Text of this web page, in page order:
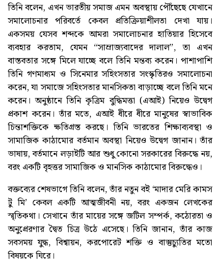
তিনি বলেন, এখন ভারতীয় সমাজ এমন অবস্থায় পৌঁছেছে যেখানে
সমালোচনার পরিবর্তে কেবল প্রতিক্রিয়াশীলতা দেখা যায়।
একসময় যেসব শব্দকে আমরা সমালোচনার হাতিয়ার হিসেবে
ব্যবহার করতাম, যেমন “সাম্রাজ্যবাদের দালাল”, তা এখন
বাস্তবতার সঙ্গে মিলে যাচ্ছে বলে তিনি মন্তব্য করেন। পাশাপাশি
তিনি গণমাধ্যম ও সিনেমার সহিংসতার সংস্কৃতিরও সমালোচনা
করেন, যা সমাজে সহিংসতার মানসিকতা বাড়াচ্ছে বলে তিনি মনে
করেন। অনুষ্ঠানে তিনি কৃত্রিম বুদ্ধিমত্তা (এআই) নিয়েও উদ্বেগ
প্রকাশ করেন। তাঁর মতে, এআই ধীরে ধীরে মানুষের স্বাভাবিক
চিন্তাশক্তিকে ক্ষতিগ্রস্ত করছে। তিনি ভারতের শিক্ষাব্যবস্থা ও
সামাজিক কাঠামোর বর্তমান অবস্থা নিয়েও উদ্বেগ জানান। তাঁর
ভাষায়, বর্তমানে লড়াইটি আর শুধু কোনো সরকারের বিরুদ্ধে নয়,
বরং একটি বৃহত্তর সামাজিক ও মানসিক কাঠামোর বিরুদ্ধেও।
বক্তব্যের শেষভাগে তিনি বলেন, তাঁর নতুন বই ‘মাদার মেরি কামস
টু মি’ কেবল একটি আত্মজীবনী নয়, বরং একজন লেখকের
স্মৃতিকথা। সেখানে তাঁর মায়ের সঙ্গে জটিল সম্পর্ক, কঠোরতা ও
অনুপ্রেরণার দ্বৈত চিত্র উঠে এসেছে। তিনি জানান, তাঁর কাজ
সবসময় যুদ্ধ, বিশ্বায়ন, করপোরেট শক্তি ও বাস্তুচ্যুতির মতো
বিষয়কে ঘিরে।